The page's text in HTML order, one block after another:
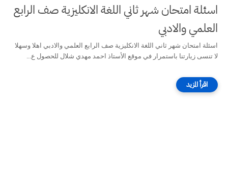
اسئلة امتحان شهر ثاني اللغة الانكليزية صف الرابع
العلمي والادبي
اسئلة امتحان شهر ثاني اللغة الانكليزية صف الرابع العلمي والادبي اهلا وسهلا
لا تنسى زيارتنا باستمرار في موقع الأستاذ احمد مهدي شلال للحصول ع...